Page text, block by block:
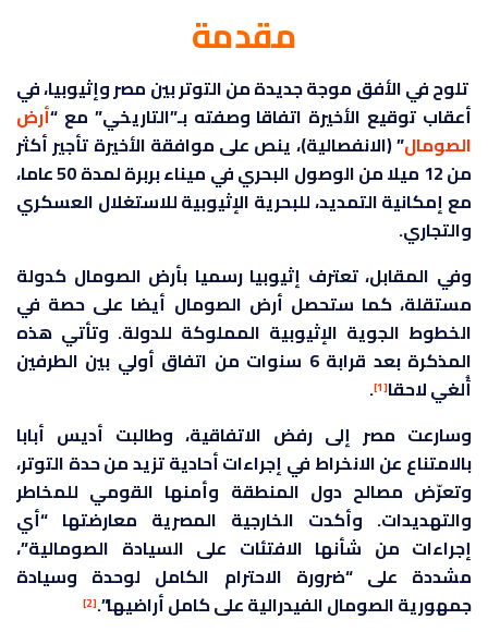
مقدمة
تلوح في الأفق موجة جديدة من التوتر بين مصر وإثيوبيا، في
أعقاب توقيع الأخيرة اتفاقا وصفته بـ”التاريخي” مع “أرض
الصومال” (الانفصالية)، ينص على موافقة الأخيرة تأجير أكثر
من 12 ميلا من الوصول البحري في ميناء بربرة لمدة 50 عاما،
مع إمكانية التمديد، للبحرية الإثيوبية للاستغلال العسكري
والتجاري.
وفي المقابل، تعترف إثيوبيا رسميا بأرض الصومال كدولة
مستقلة، كما ستحصل أرض الصومال أيضا على حصة في
الخطوط الجوية الإثيوبية المملوكة للدولة. وتأتي هذه
المذكرة بعد قرابة 6 سنوات من اتفاق أولي بين الطرفين
أُلغي لاحقا[1]
.
وسارعت مصر إلى رفض الاتفاقية، وطالبت أديس أبابا
بالامتناع عن الانخراط في إجراءات أحادية تزيد من حدة التوتر،
وتعرّض مصالح دول المنطقة وأمنها القومي للمخاطر
والتهديدات. وأكدت الخارجية المصرية معارضتها “أي
إجراءات من شأنها الافتئات على السيادة الصومالية”،
مشددة على “ضرورة الاحترام الكامل لوحدة وسيادة
جمهورية الصومال الفيدرالية على كامل أراضيها”.[2]